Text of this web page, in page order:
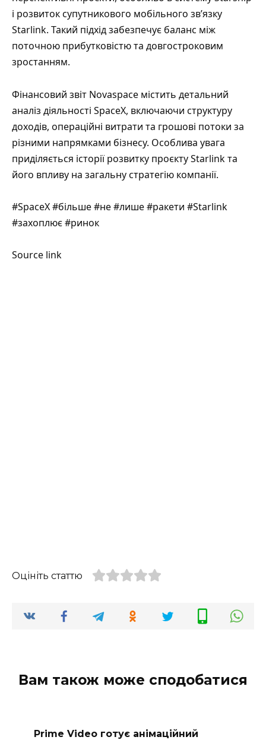
і розвиток супутникового мобільного зв’язку
Starlink. Такий підхід забезпечує баланс між
поточною прибутковістю та довгостроковим
зростанням.
Фінансовий звіт Novaspace містить детальний
аналіз діяльності SpaceX, включаючи структуру
доходів, операційні витрати та грошові потоки за
різними напрямками бізнесу. Особлива увага
приділяється історії розвитку проєкту Starlink та
його впливу на загальну стратегію компанії.
#SpaceX #більше #не #лише #ракети #Starlink
#захоплює #ринок
Source link
Оцініть статтю
Вам також може сподобатися
Prime Video готує анімаційний